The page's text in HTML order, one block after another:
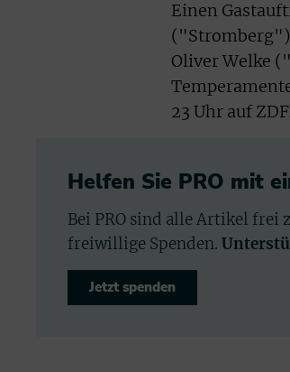
Einen
("Stromberg")
Oliver Welke
23 Uhr auf
Helfen Sie PRO mit
Bei PRO sind alle Artikel frei
freiwillige Spenden.
Jetzt spenden